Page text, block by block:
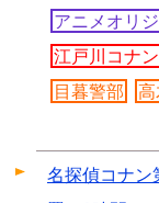
アニメオリ
江戸川コナン
目暮警部
高
名探偵コナン